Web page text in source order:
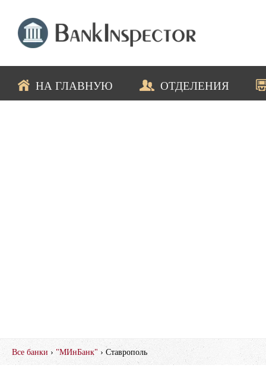
НА ГЛАВНУЮ ОТДЕЛЕНИЯ
Все банки › "МИнБанк" › Ставрополь